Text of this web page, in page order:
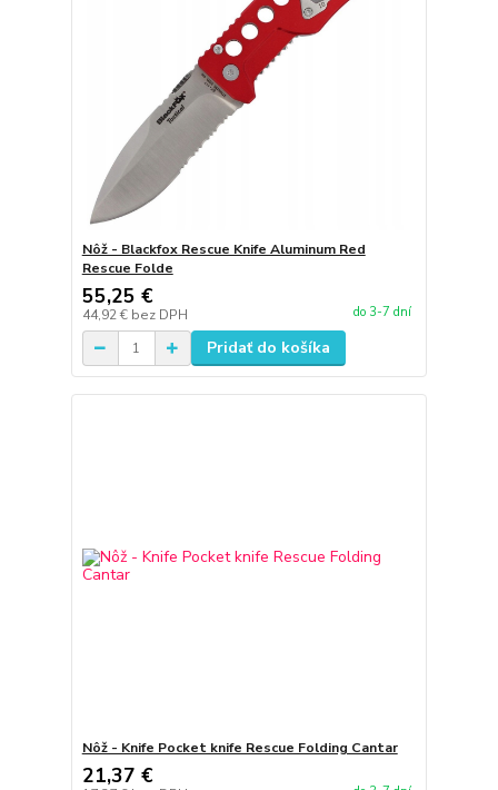
Nôž - Blackfox Rescue Knife Aluminum Red
Rescue Folde
55,25 €
44,92 € bez DPH do 3-7 dní
Pridať do košíka
Nôž - Knife Pocket knife Rescue Folding Cantar
21,37 €